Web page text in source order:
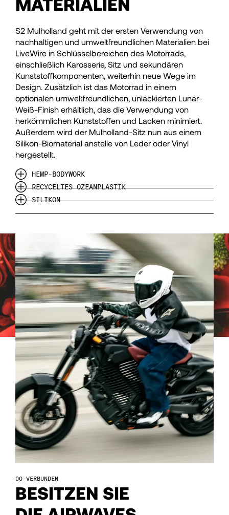
52
53
54
55
56
57
59
60
61
62
63
64
65
66
52
53
54
55
57
58
59
60
61
62
63
64
65
S2 Mulholland geht mit der ersten Verwendung von
nachhaltigen und umweltfreundlichen Materialien bei
LiveWire in Schlüsselbereichen des Motorrads,
einschließlich Karosserie, Sitz und sekundären
Kunststoffkomponenten, weiterhin neue Wege im
Design. Zusätzlich ist das Motorrad in einem
optionalen umweltfreundlichen, unlackierten Lunar-
Weiß-Finish erhältlich, das die Verwendung von
herkömmlichen Kunststoffen und Lacken minimiert.
Außerdem wird der Mulholland-Sitz nun aus einem
Silikon-Biomaterial anstelle von Leder oder Vinyl
hergestellt.
HEMP-BODYWORK
RECYCELTES OZEANPLASTIK
SILIKON
VERBUNDEN
BESITZEN SIE